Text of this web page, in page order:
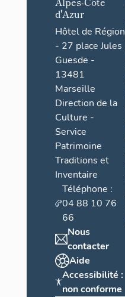
d'Azur
Hôtel de Région
- 27 place Jules
Guesde -
13481
Marseille
Direction de la
Culture -
Service
Patrimoine
Traditions et
Inventaire
Téléphone :
04 88 10 76
66
Nous
contacter
Aide
Accessibilité :
non conforme